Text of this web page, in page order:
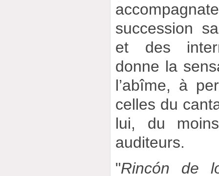
succession
et des
donne la
l’abîme, à
celles du
lui, du
auditeurs.
"Rincón de